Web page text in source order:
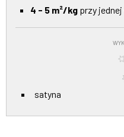
4 - 5 m²/kg przy
satyna